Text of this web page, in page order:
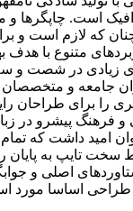
است. چاپگرها و
که لازم است و
متنوع با هدف
زیادی در شصت و
جامعه و متخصصان
را برای طراحان
فرهنگ پیشرو در
امید داشت که
سخت تایپ به
اصلی و
اساسا مورد